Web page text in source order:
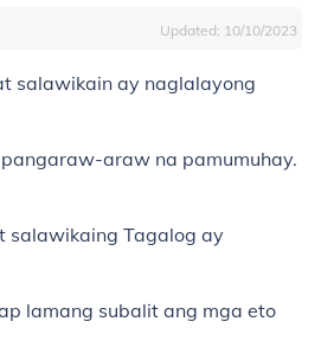
Updated: 10/10/2023
salawikain ay naglalayong
araw na pamumuhay.
salawikaing Tagalog ay
lamang subalit ang mga eto